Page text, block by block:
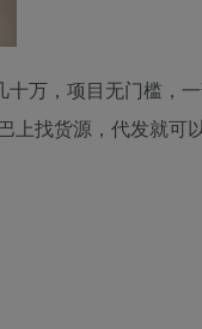
万，项目无门槛，
上找货源，代发就可